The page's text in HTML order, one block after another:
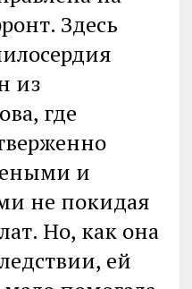
Здесь
из
где
и
не покидая
Но, как она
ей